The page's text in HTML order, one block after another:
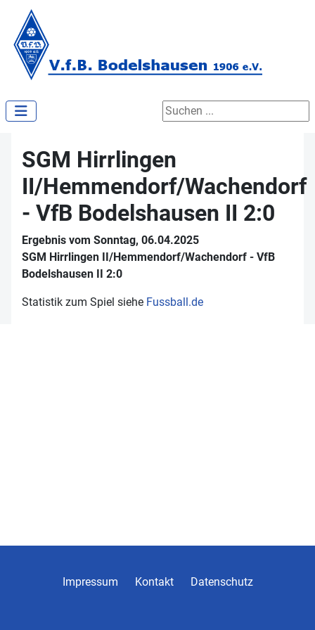
Suchen ...
SGM Hirrlingen
II/Hemmendorf/Wachendorf
- VfB Bodelshausen II 2:0
Ergebnis vom Sonntag, 06.04.2025
SGM Hirrlingen II/Hemmendorf/Wachendorf - VfB
Bodelshausen II 2:0
Statistik zum Spiel siehe Fussball.de
Impressum Kontakt Datenschutz